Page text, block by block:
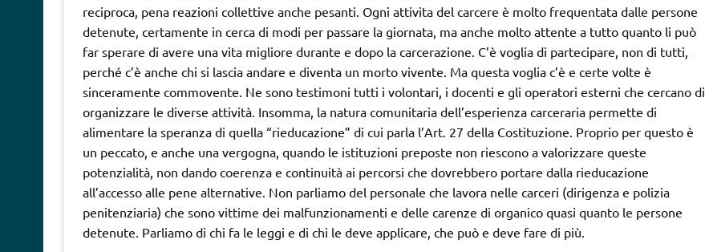
reciproca, pena reazioni collettive anche pesanti. Ogni attivita del carcere è molto frequentata dalle persone
detenute, certamente in cerca di modi per passare la giornata, ma anche molto attente a tutto quanto li può
far sperare di avere una vita migliore durante e dopo la carcerazione. C’è voglia di partecipare, non di tutti,
perché c’è anche chi si lascia andare e diventa un morto vivente. Ma questa voglia c’è e certe volte è
sinceramente commovente. Ne sono testimoni tutti i volontari, i docenti e gli operatori esterni che cercano di
organizzare le diverse attività. Insomma, la natura comunitaria dell’esperienza carceraria permette di
alimentare la speranza di quella “rieducazione” di cui parla l’Art. 27 della Costituzione. Proprio per questo è
un peccato, e anche una vergogna, quando le istituzioni preposte non riescono a valorizzare queste
potenzialità, non dando coerenza e continuità ai percorsi che dovrebbero portare dalla rieducazione
all’accesso alle pene alternative. Non parliamo del personale che lavora nelle carceri (dirigenza e polizia
penitenziaria) che sono vittime dei malfunzionamenti e delle carenze di organico quasi quanto le persone
detenute. Parliamo di chi fa le leggi e di chi le deve applicare, che può e deve fare di più.